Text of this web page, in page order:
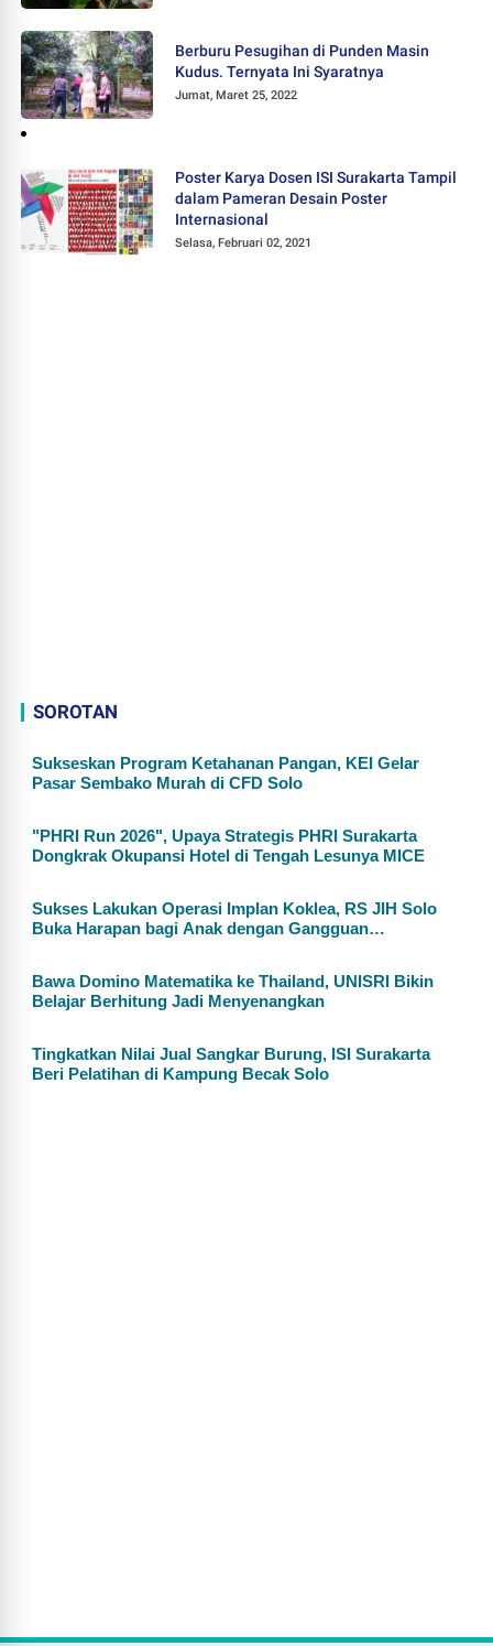
Berburu Pesugihan di Punden Masin
Kudus. Ternyata Ini Syaratnya
Jumat, Maret 25, 2022
Poster Karya Dosen ISI Surakarta Tampil
dalam Pameran Desain Poster
Internasional
Selasa, Februari 02, 2021
SOROTAN
Sukseskan Program Ketahanan Pangan, KEI Gelar
Pasar Sembako Murah di CFD Solo
"PHRI Run 2026", Upaya Strategis PHRI Surakarta
Dongkrak Okupansi Hotel di Tengah Lesunya MICE
Sukses Lakukan Operasi Implan Koklea, RS JIH Solo
Buka Harapan bagi Anak dengan Gangguan
Bawa Domino Matematika ke Thailand, UNISRI Bikin
Belajar Berhitung Jadi Menyenangkan
Tingkatkan Nilai Jual Sangkar Burung, ISI Surakarta
Beri Pelatihan di Kampung Becak Solo